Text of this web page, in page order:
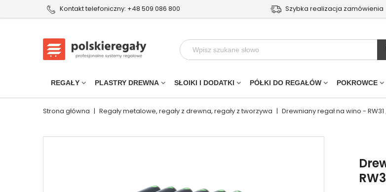
Kontakt telefoniczny: +48 509 086 800 Szybka realizacja zamówienia
REGAŁY PLASTRY DREWNA SŁOIKI I DODATKI PÓŁKI DO REGAŁÓW POKROWCE
Strona główna | Regały metalowe, regały z drewna, regały z tworzywa | Drewniany regał na wino -